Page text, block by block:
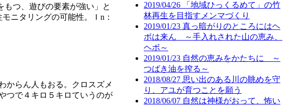
つ、遊びの要素が強い」と
ニタリングの可能性。Ｉn：
らん人もおる。クロスズメ
つで４キロ５キロていうのが
2019/04/26
「地域ひっくるめて」の竹
林再生を目指すメンマづくり
2019/01/23 真っ暗がりのところにはヘ
ボは来ん ～手入れされた山の恵み、
ヘボ～
2019/01/23 自然の恵みをかたちに ～
つばき油を搾る～
2018/08/27 思い出のある川の眺めを守
り、アユが育つことを願う
2018/06/07 自然は神様がおって、怖い